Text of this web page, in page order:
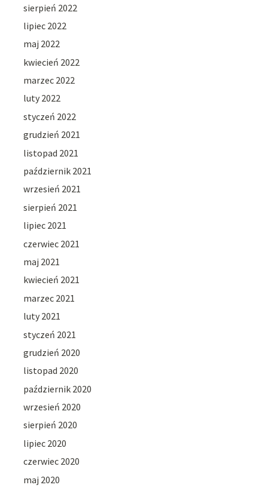
sierpień 2022
lipiec 2022
maj 2022
kwiecień 2022
marzec 2022
luty 2022
styczeń 2022
grudzień 2021
listopad 2021
październik 2021
wrzesień 2021
sierpień 2021
lipiec 2021
czerwiec 2021
maj 2021
kwiecień 2021
marzec 2021
luty 2021
styczeń 2021
grudzień 2020
listopad 2020
październik 2020
wrzesień 2020
sierpień 2020
lipiec 2020
czerwiec 2020
maj 2020